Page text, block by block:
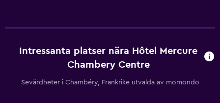
Intressanta platser nära Hôtel Mercure
Chambery Centre
Sevärdheter i Chambéry, Frankrike utvalda av momondo